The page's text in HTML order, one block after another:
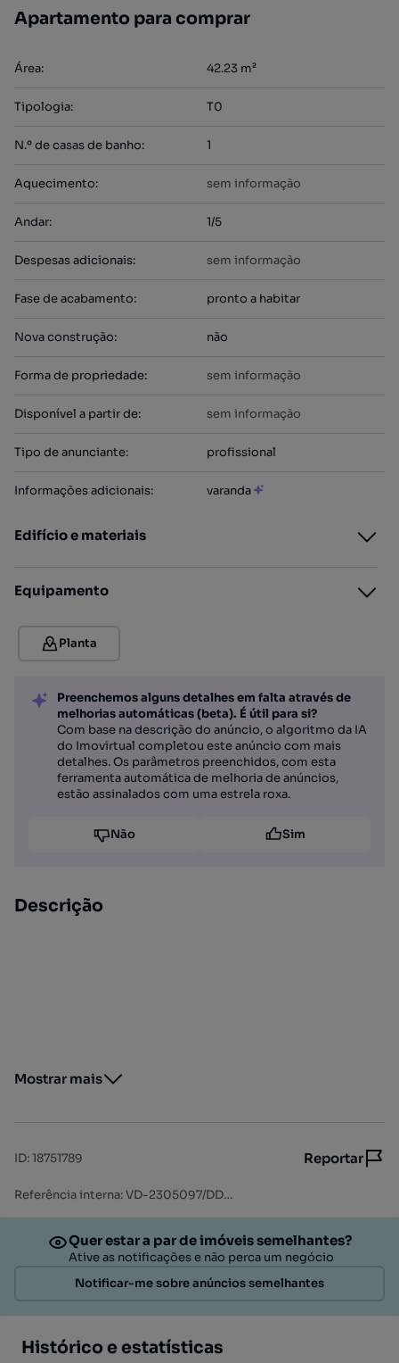
Apartamento para comprar
Área: 42.23 m²
Tipologia: T0
N.º de casas de banho: 1
Aquecimento: sem informação
Andar: 1/5
Despesas adicionais: sem informação
Fase de acabamento: pronto a habitar
Nova construção: não
Forma de propriedade: sem informação
Disponível a partir de: sem informação
Tipo de anunciante: profissional
Informações adicionais: varanda
Edifício e materiais
Equipamento
Planta
Preenchemos alguns detalhes em falta através de
melhorias automáticas (beta). É útil para si?
Com base na descrição do anúncio, o algoritmo da IA
do Imovirtual completou este anúncio com mais
detalhes. Os parâmetros preenchidos, com esta
ferramenta automática de melhoria de anúncios,
estão assinalados com uma estrela roxa.
Não Sim
Descrição
Mostrar mais
ID:18751789 Reportar
Referência interna: VD-2305097/DD-IMO
Quer estar a par de imóveis semelhantes?
Ative as notificações e não perca um negócio
Notificar-me sobre anúncios semelhantes
Histórico e estatísticas